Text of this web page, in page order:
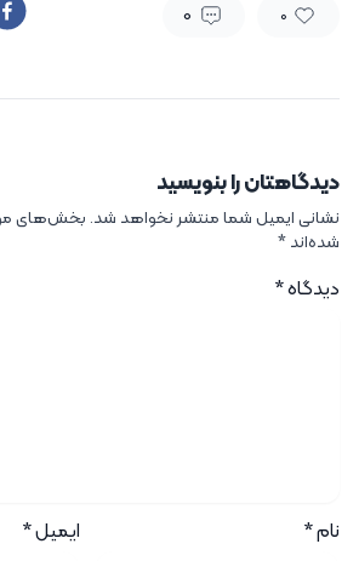
0
0
دیدگاهتان را بنویسید
نشانی ایمیل شما منتشر نخواهد شد. بخش‌های
شده‌اند*
دیدگاه*
نام* ایمیل*